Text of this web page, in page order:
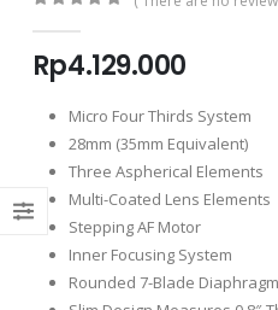
Rp4.129.000
Micro Four Thirds System
28mm (35mm Equivalent)
Three Aspherical Elements
Multi-Coated Lens Elements
Stepping AF Motor
Inner Focusing System
Rounded 7-Blade Diaphragm